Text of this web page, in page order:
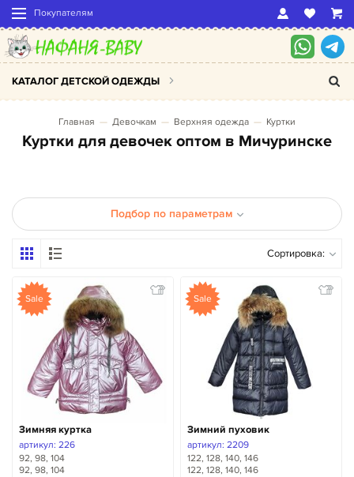
Покупателям
КАТАЛОГ ДЕТСКОЙ ОДЕЖДЫ
Главная Девочкам Верхняя одежда Куртки
Куртки для девочек оптом в Мичуринске
Подбор по параметрам
Сортировка:
Sale
Зимняя куртка
артикул: 226
92, 98, 104
92, 98, 104
Sale
Зимний пуховик
артикул: 2209
122, 128, 140, 146
122, 128, 140, 146